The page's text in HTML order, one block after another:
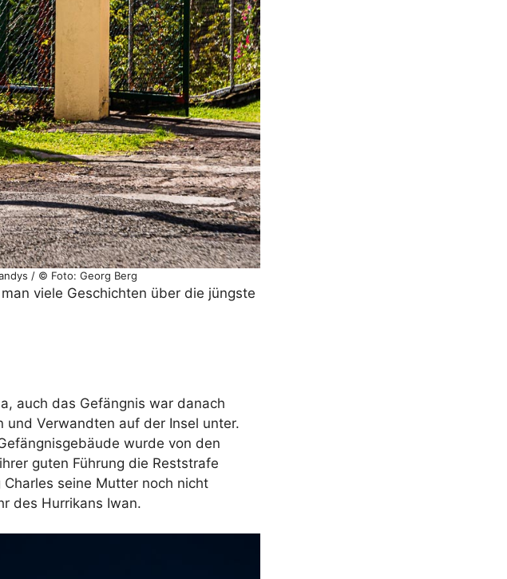
/ © Foto: Georg Berg
viele Geschichten über die jüngste
auch das Gefängnis war danach
Verwandten auf der Insel unter.
wurde von den
guten Führung die Reststrafe
seine Mutter noch nicht
des Hurrikans Iwan.